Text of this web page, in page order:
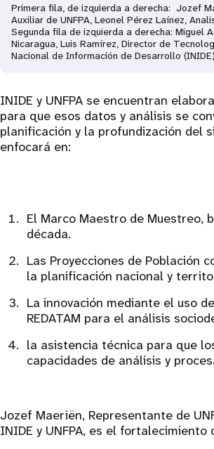
Primera fila, de izquierda a derecha: Jozef
Auxiliar de UNFPA, Leonel Pérez Laínez,
Segunda fila de izquierda a derecha: Miguel
Nicaragua, Luis Ramírez, Director de
Nacional de Información de Desarrollo
INIDE y UNFPA se encuentran
para que esos datos y análisis se
planificación y la profundización del
enfocará en:
El Marco Maestro de Muestreo,
década.
Las Proyecciones de Población
la planificación nacional y
La innovación mediante el uso
REDATAM para el análisis
la asistencia técnica para que
capacidades de análisis y
Jozef Maeriën, Representante de
INIDE y UNFPA, es el